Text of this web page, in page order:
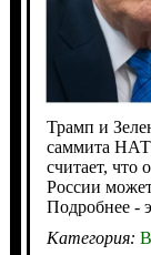
Трамп и
саммита
считает, что
России
Подробнее -
Категория: